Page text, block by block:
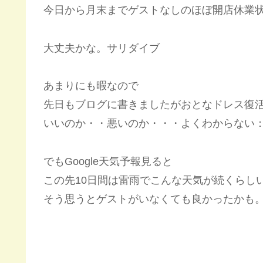
今日から月末までゲストなしのほぼ開店休業
大丈夫かな。サリダイブ
あまりにも暇なので
先日もブログに書きましたがおとなドレス復活
いいのか・・悪いのか・・・よくわからない
でもGoogle天気予報見ると
この先10日間は雷雨でこんな天気が続くらし
そう思うとゲストがいなくても良かったかも。